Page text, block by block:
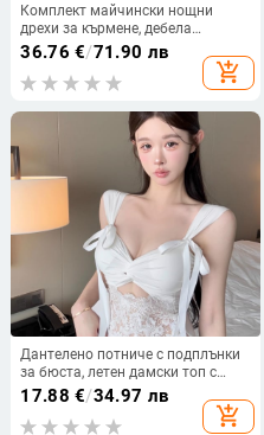
Комплект майчински нощни
дрехи за кърмене, дебела
въздушна памучна материя,
дълъг ръкав топ и дълги
панталони, следродилен кърмене,
36.76 €/71.90 лв
add_shopping_cart
Дантелено потниче с подплънки
за бюста, летен дамски топ с
едно рамо, къс, уникално и
17.88 €/34.97 лв
add_shopping_cart